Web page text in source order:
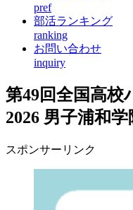
pref
部活ランキング
ranking
お問い合わせ
inquiry
第49回全国高校
2026 男子浦和
スポンサーリンク